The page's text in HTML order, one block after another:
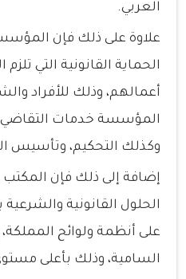
العربي.
علاوة على ذلك فإن
الحماية القانونية التي
أعمالهم، وذلك للأفراد
المؤسسة خدمات التقاضي
وكذلك التحكيم، وتأسيس
إضافة إلى ذلك فإن
الحلول القانونية
على أنظمة ولوائح
السامية، وذلك بأعلى